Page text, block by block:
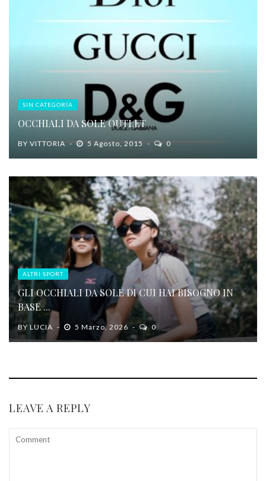
SIN CATEGORÍA
OCCHIALI DA SOLE OUTLET
BY VITTORIA 5 Agosto, 2015 0
ALTRI SPORT
GLI OCCHIALI DA SOLE DI CUI HAI BISOGNO IN
BASE ...
BY LUCIA 5 Marzo, 2026 0
LEAVE A REPLY